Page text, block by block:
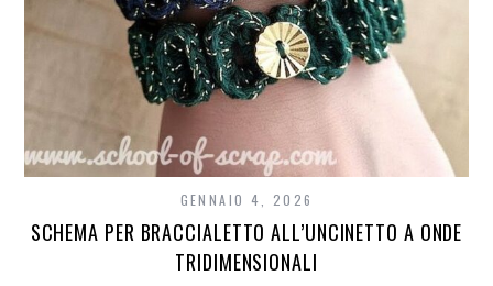
GENNAIO 4, 2026
SCHEMA PER BRACCIALETTO ALL’UNCINETTO A ONDE
TRIDIMENSIONALI